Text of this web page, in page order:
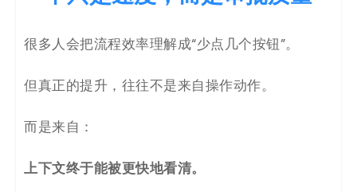
很多人会把流程效率理解成“少点几个按钮”。
但真正的提升，往往不是来自操作动作。
而是来自：
上下文终于能被更快地看清。